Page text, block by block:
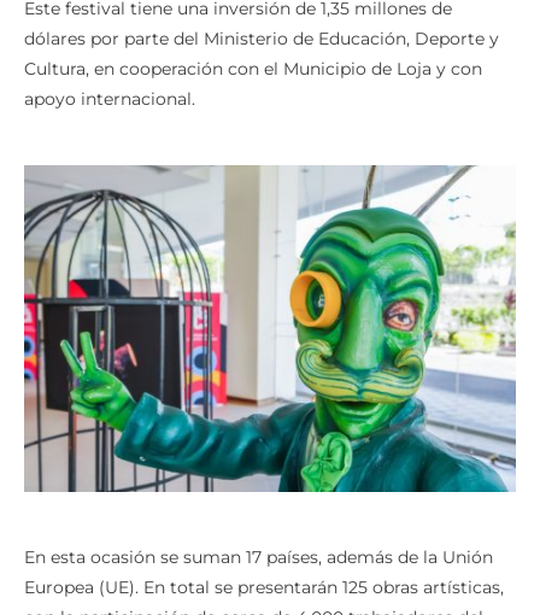
Este festival tiene una inversión de 1,35 millones de
dólares por parte del Ministerio de Educación, Deporte y
Cultura, en cooperación con el Municipio de Loja y con
apoyo internacional.
En esta ocasión se suman 17 países, además de la Unión
Europea (UE). En total se presentarán 125 obras artísticas,